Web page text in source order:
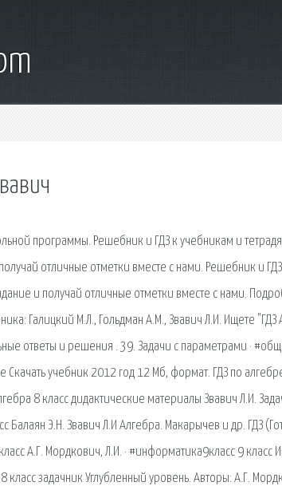
программы. Решебник и ГДЗ к учебникам и
отличные отметки вместе с нами. Решебник и
и получай отличные отметки вместе с нами.
Галицкий М.Л., Гольдман А.М., Звавич Л.И. Ищете "ГДЗ
ответы и решения . 39. Задачи с параметрами ·
учебник 2012 год 12 Мб, формат. ГДЗ по
8 класс дидактические материалы Звавич Л.И.
Балаян Э.Н. Звавич Л.И Алгебра. Макарычев и др. ГДЗ
А.Г. Мордкович, Л.И. · #информатика9класс 9 класс
задачник Углубленный уровень. Авторы: А.Г.